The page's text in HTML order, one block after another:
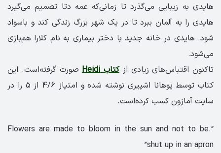
هایدی به زیبایی می‌گذرد تا زمانی‌که عمه دتا تصمیم می‌گیرد
هایدی را به آلمان ببرد تا در یک شهر بزرگ زندگی کند و باسواد
شود. هایدی در خانه جدید با دختر بیماری به نام کلارا هم‌بازی
می‌شود.
تاکنون اقتباس‌های زیادی ازکتاب Heidi
صورت گرفته‌است. این
کتاب توسط یوهانا اشپیری نوشته شده و امتیاز 4/6 از 5 را در
سایت آمازون کسب کرده‌است.
“.Flowers are made to bloom in the sun and not to be
shut up in an apron”